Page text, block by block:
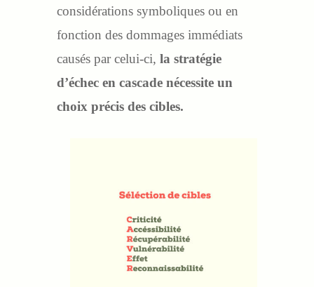
considérations symboliques ou en
fonction des dommages immédiats
causés par celui-ci, la stratégie
d’échec en cascade nécessite un
choix précis des cibles.